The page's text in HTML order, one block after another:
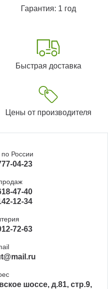
Гарантия: 1 год
Быстрая доставка
Цены от производителя
России
04-23
47-40
12-34
72-63
шоссе, д.81, стр.9,